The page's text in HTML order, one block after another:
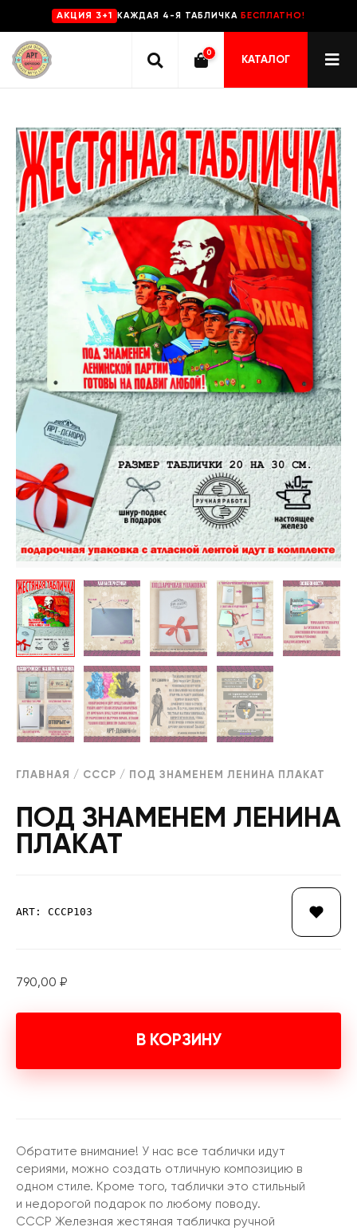
AKЦИЯ 3+1 КАЖДАЯ 4-Я ТАБЛИЧКА БЕСПЛАТНО!
0
КАТАЛОГ
ГЛАВНАЯ / СССР / ПОД ЗНАМЕНЕМ ЛЕНИНА ПЛАКАТ
ПОД ЗНАМЕНЕМ ЛЕНИНА
ПЛАКАТ
ART: СССР103
790,00 ₽
В КОРЗИНУ
Обратите внимание! У нас все таблички идут
сериями, можно создать отличную композицию в
одном стиле. Кроме того, таблички это стильный
и недорогой подарок по любому поводу.
СССР Железная жестяная табличка ручной